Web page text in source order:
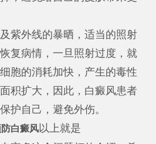
外线的暴晒，适当的照射
复病情，一旦照射过度，就
胞的消耗加快，产生的毒性
积扩大，因此，白癜风患者
护自己，避免外伤。
白癜风以上就是